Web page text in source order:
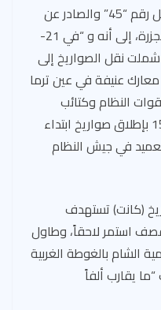
من جهته، خلص التقرير الذي يحمل رقم “45” والصادر عن
الائتلاف الوطني السوري، بعد المجزرة، إلى أنه و “في 21-
شملت نقل الصواريخ إلى
عنيفة في عين ترما
النظام وكتائب
الجيش الحر، بدأت قوات اللواء 155 بإطلاق صواريخ ابتداء
العميد في جيش النظام
(كانت) تستهدف
استمر لاحقاً، وطاول
الشام بالغوطة الغربية
يقارب ألفاً